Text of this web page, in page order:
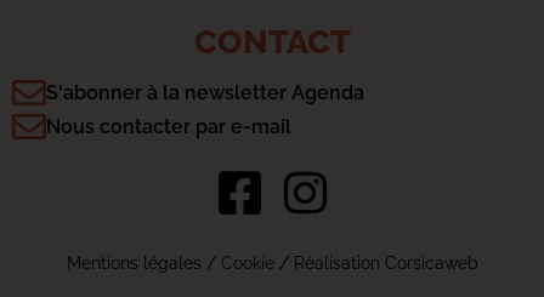
CONTACT
S'abonner à la newsletter Agenda
Nous contacter par e-mail
Mentions légales / Cookie/ Réalisation Corsicaweb